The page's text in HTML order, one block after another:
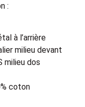
:
à l’arrière
milieu devant
milieu dos
coton